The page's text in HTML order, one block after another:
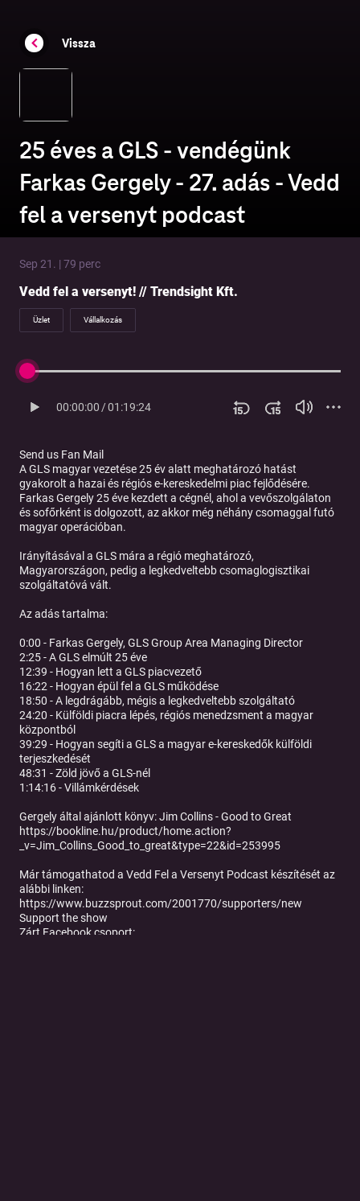
Vissza
25 éves a GLS - vendégünk
Farkas Gergely - 27. adás - Vedd
fel a versenyt podcast
Sep 21. | 79 perc
Vedd fel a versenyt! // Trendsight Kft.
Üzlet Vállalkozás
00:00:00/01:19:24
Send us Fan Mail
A GLS magyar vezetése 25 év alatt meghatározó hatást
gyakorolt a hazai és régiós e-kereskedelmi piac fejlődésére.
Farkas Gergely 25 éve kezdett a cégnél, ahol a vevőszolgálaton
és sofőrként is dolgozott, az akkor még néhány csomaggal futó
magyar operációban.
Irányításával a GLS mára a régió meghatározó,
Magyarországon, pedig a legkedveltebb csomaglogisztikai
szolgáltatóvá vált.
Az adás tartalma:
0:00 - Farkas Gergely, GLS Group Area Managing Director
2:25 - A GLS elmúlt 25 éve
12:39 - Hogyan lett a GLS piacvezető
16:22 - Hogyan épül fel a GLS működése
18:50 - A legdrágább, mégis a legkedveltebb szolgáltató
24:20 - Külföldi piacra lépés, régiós menedzsment a magyar
központból
39:29 - Hogyan segíti a GLS a magyar e-kereskedők külföldi
terjeszkedését
48:31 - Zöld jövő a GLS-nél
1:14:16 - Villámkérdések
Gergely által ajánlott könyv: Jim Collins - Good to Great
https://bookline.hu/product/home.action?
_v=Jim_Collins_Good_to_great&type=22&id=253995
Már támogathatod a Vedd Fel a Versenyt Podcast készítését az
alábbi linken:
https://www.buzzsprout.com/2001770/supporters/new
Support the show
Zárt Facebook csoport: